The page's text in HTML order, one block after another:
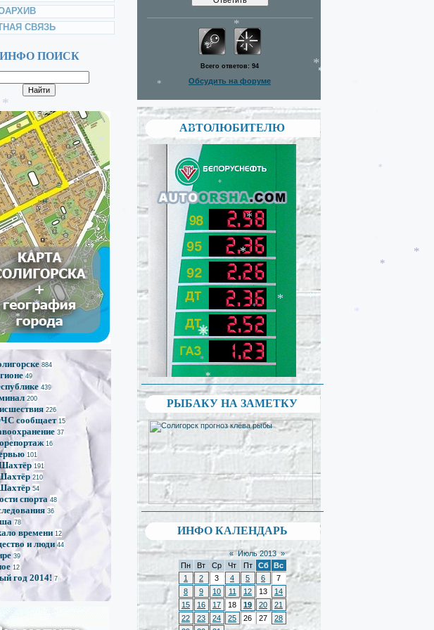
*
*
*
*
*
*
*
*
*
*
*
*
*
*
*
*
*
*
*
*
*
*
*
*
СВЯЗЬ
ИНФО ПОИСК
884
49
439
200
226
сообщает 15
37
16
101
191
210
54
спорта 48
36
78
времени 12
и люди 44
39
12
год 2014! 7
Всего ответов: 94
Обсудить на форуме
АВТОЛЮБИТЕЛЮ
РЫБАКУ НА ЗАМЕТКУ
ИНФО КАЛЕНДАРЬ
« Июль 2013 »
Пн
Вт Ср Чт Пт Сб
Вс
1
2 3 4 5 6
7
8
9 10 11 12 13
14
15
16 17 18 19 20
21
22
23 24 25 26 27
28